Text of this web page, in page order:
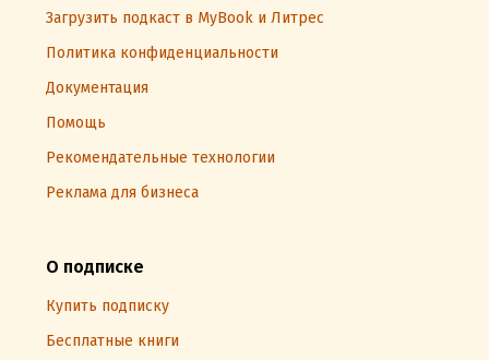
Загрузить подкаст в MyBook и Литрес
Политика конфиденциальности
Документация
Помощь
Рекомендательные технологии
Реклама для бизнеса
О подписке
Купить подписку
Бесплатные книги